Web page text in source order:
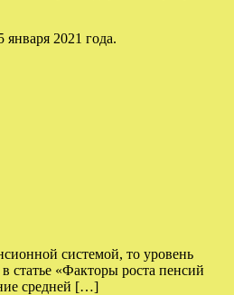
2021 года.
системой, то уровень
«Факторы роста пенсий
средней […]